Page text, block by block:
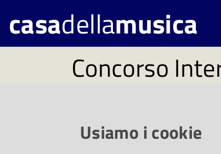
casadellamusica
Concorso
'Romano
Usiamo i cookie